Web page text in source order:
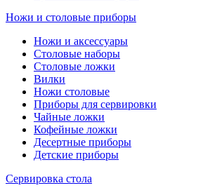
Ножи и столовые приборы
Ножи и аксессуары
Столовые наборы
Столовые ложки
Вилки
Ножи столовые
Приборы для сервировки
Чайные ложки
Кофейные ложки
Десертные приборы
Детские приборы
Сервировка стола